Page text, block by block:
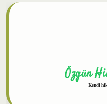
Özgün
Kendi